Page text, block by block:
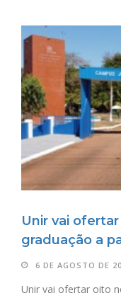
Unir vai
graduação a
6 DE AGOSTO DE
Unir vai ofertar oito